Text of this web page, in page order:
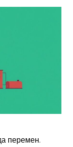
перемен.